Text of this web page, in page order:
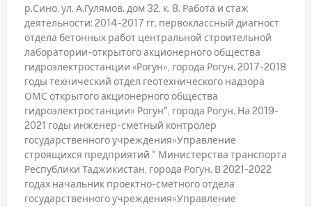
р.Сино, ул. А.Гулямов. дом 32, к. 8. Работа и стаж
деятельности: 2014-2017 гг. первоклассный диагност
отдела бетонных работ центральной строительной
лаборатории-открытого акционерного общества
гидроэлектростанции «Рогун», города Рогун. 2017-2018
годы технический отдел геотехнического надзора
ОМС открытого акционерного общества
гидроэлектростанции» Рогун", города Рогун. На 2019-
2021 годы инженер-сметный контролер
государственного учреждения»Управление
строящихся предприятий " Министерства транспорта
Республики Таджикистан, города Рогун. В 2021-2022
годах начальник проектно-сметного отдела
государственного учреждения»Управление